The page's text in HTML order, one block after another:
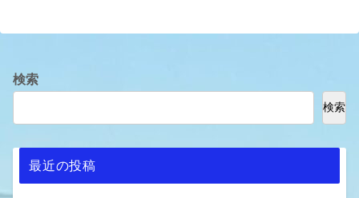
検索
検索
最近の投稿